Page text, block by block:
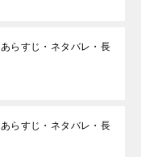
らすじ・ネタバレ・長
らすじ・ネタバレ・長